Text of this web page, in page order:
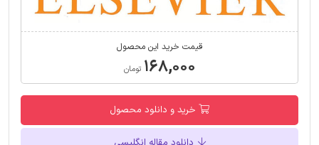
قیمت خرید این محصول
۱۶۸,۰۰۰ تومان
خرید و دانلود محصول